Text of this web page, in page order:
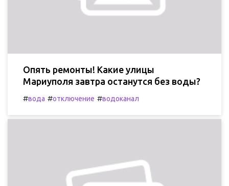
Опять ремонты! Какие улицы
Мариуполя завтра останутся без воды?
#вода #отключение #водоканал